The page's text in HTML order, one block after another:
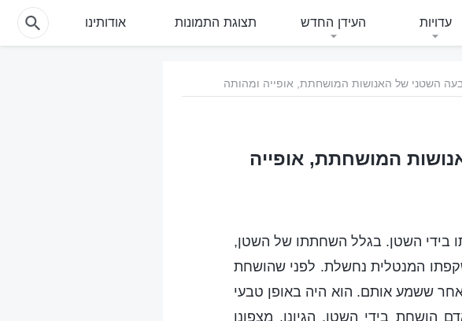
עדויות העידן החדש תצוגת התמונות אודותינו
השטני של האנושות המושחתת, אופייה ומהותה
המושחתת, אופייה
בידי השטן. בגלל השחתתו של השטן,
המנטלית נחשלת. לפני שהושחת
ששמע אותם. הוא היה באופן טבעי
הושחת בידי השטן, הגיונו, מצפונו